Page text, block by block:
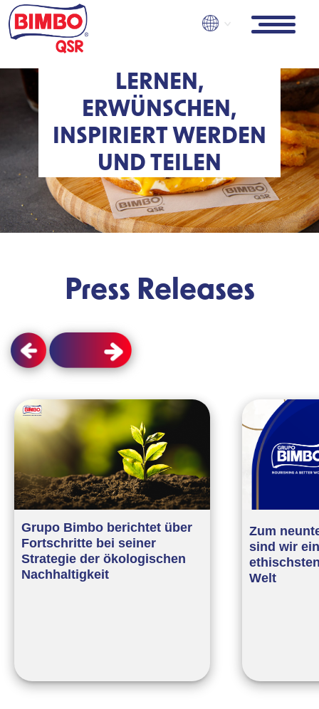
Skip
to
main
LERNEN,
ERWÜNSCHEN,
INSPIRIERT WERDEN
UND TEILEN
Press Releases
Grupo Bimbo berichtet über
Fortschritte bei seiner
Strategie der ökologischen
Nachhaltigkeit
Zum
sind wir
Welt